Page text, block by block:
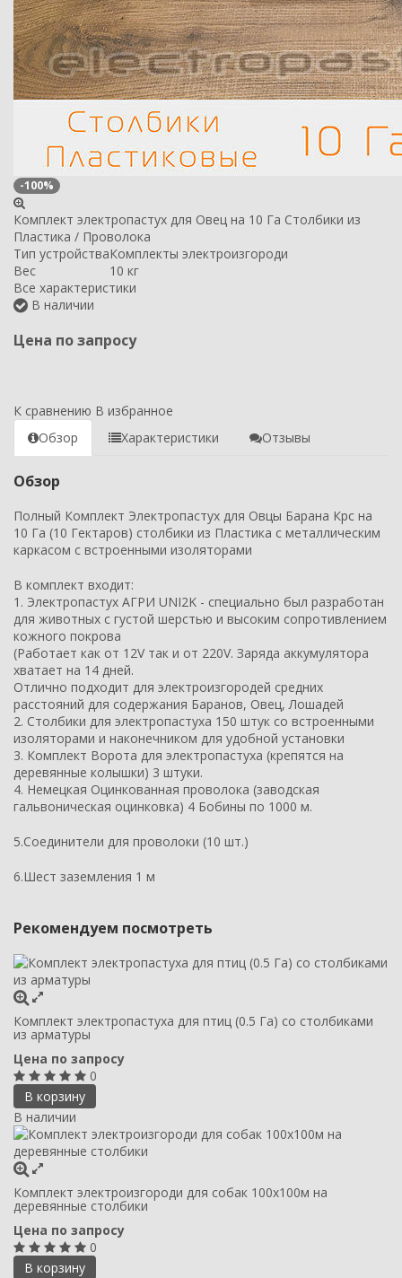
-100%
Комплект электропастух для Овец на 10 Га Столбики из
Пластика / Проволока
Тип устройстваКомплекты электроизгороди
Вес
10 кг
Все характеристики
В наличии
Цена по запросу
К сравнению В избранное
Обзор
Характеристики Отзывы
Обзор
Полный Комплект Электропастух для Овцы Барана Крс на
10 Га (10 Гектаров) столбики из Пластика с металлическим
каркасом с встроенными изоляторами
В комплект входит:
1. Электропастух АГРИ UNI2K - специально был разработан
для животных с густой шерстью и высоким сопротивлением
кожного покрова
(Работает как от 12V так и от 220V. Заряда аккумулятора
хватает на 14 дней.
Отлично подходит для электроизгородей средних
расстояний для содержания Баранов, Овец, Лошадей
2. Столбики для электропастуха 150 штук со встроенными
изоляторами и наконечником для удобной установки
3. Комплект Ворота для электропастуха (крепятся на
деревянные колышки) 3 штуки.
4. Немецкая Оцинкованная проволока (заводская
гальвоническая оцинковка) 4 Бобины по 1000 м.
5.Соединители для проволоки (10 шт.)
6.Шест заземления 1 м
Рекомендуем посмотреть
Комплект электропастуха для птиц (0.5 Га) со столбиками
из арматуры
Цена по запросу
0
В корзину
В наличии
Комплект электроизгороди для собак 100х100м на
деревянные столбики
Цена по запросу
0
В корзину